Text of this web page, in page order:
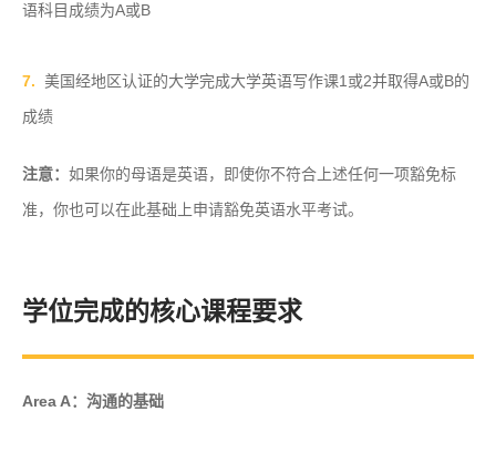
语科目成绩为A或B
7. 美国经地区认证的大学完成大学英语写作课1或2并取得A或B的
成绩
注意： 如果你的母语是英语，即使你不符合上述任何一项豁免标
准，你也可以在此基础上申请豁免英语水平考试。
学位完成的核心课程要求
Area A：沟通的基础